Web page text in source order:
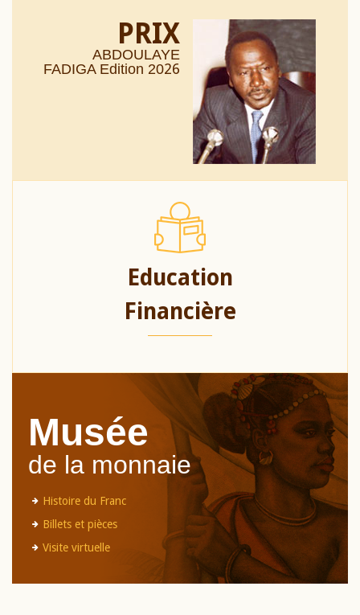
PRIX
ABDOULAYE
FADIGA Edition 2026
Education
Financière
Musée
de la monnaie
Histoire du Franc
Billets et pièces
Visite virtuelle